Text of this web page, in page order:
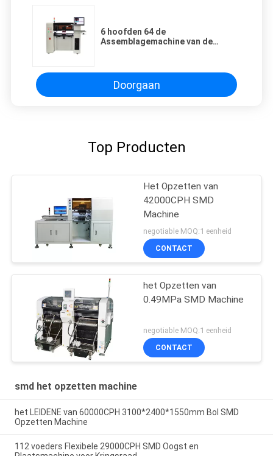
6 hoofden 64 de
Assemblagemachine van de
Doorgaan
Top Producten
Het Opzetten van
42000CPH SMD
Machine
negotiable MOQ:1 eenheid
CONTACT
het Opzetten van
0.49MPa SMD Machine
negotiable MOQ:1 eenheid
CONTACT
smd het opzetten machine
het LEIDENE van 60000CPH 3100*2400*1550mm Bol SMD
Opzetten Machine
112 voeders Flexibele 29000CPH SMD Oogst en